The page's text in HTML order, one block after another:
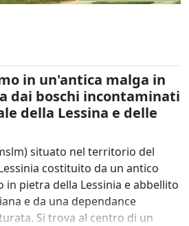
in un'antica malga in
dai boschi incontaminati
della Lessina e delle
situato nel territorio del
costituito da un antico
pietra della Lessinia e abbellito
e da una dependance
Si trova al centro di un